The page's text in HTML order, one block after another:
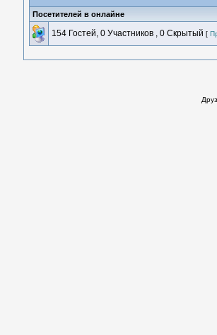
Посетителей в онлайне
154 Гостей, 0 Участников , 0 Скрытый [